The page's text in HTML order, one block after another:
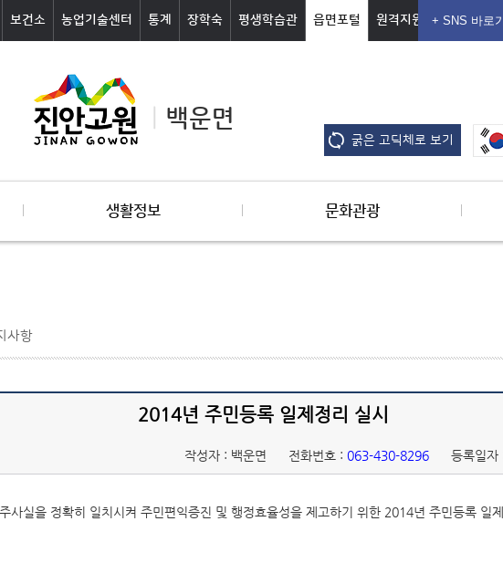
보건소 농업기술센터 통계 장학숙 평생학습관 읍면포털 원격지원
백운면
굵은 고딕체로 보기
생활정보 문화관광
사항
2014년 주민등록 일제정리 실시
작성자 : 백운면 전화번호 : 063-430-8296 등록일
사실을 정확히 일치시켜 주민편익증진 및 행정효율성을 제고하기 위한 2014년 주민등록 일